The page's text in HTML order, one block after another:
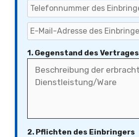
1. Gegenstand des Vertrages
2. Pflichten des Einbringers